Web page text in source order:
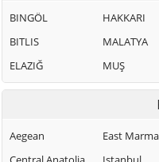
BINGÖL
BITLIS
ELAZIĞ
HAKKARI
MALATYA
MUŞ
Aegean
East